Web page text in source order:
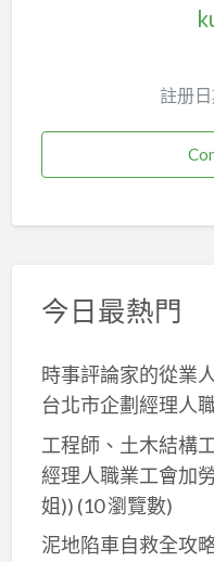
註册
今日最熱門
時事評論家的從業
台北市企劃經理人
工程師、土木結構
經理人職業工會加
姐)) (10 瀏覽數)
泥地陷車自救全攻